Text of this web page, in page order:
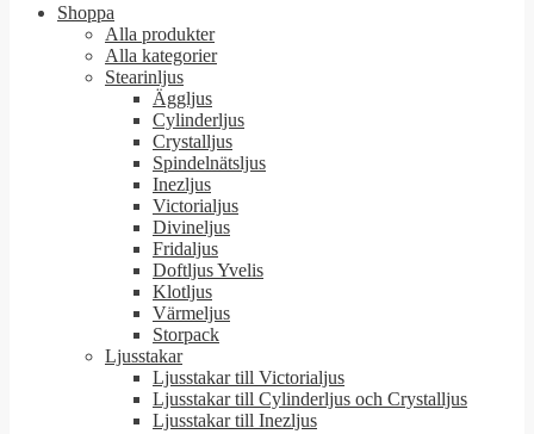
Shoppa
Alla produkter
Alla kategorier
Stearinljus
Äggljus
Cylinderljus
Crystalljus
Spindelnätsljus
Inezljus
Victorialjus
Divineljus
Fridaljus
Doftljus Yvelis
Klotljus
Värmeljus
Storpack
Ljusstakar
Ljusstakar till Victorialjus
Ljusstakar till Cylinderljus och Crystalljus
Ljusstakar till Inezljus